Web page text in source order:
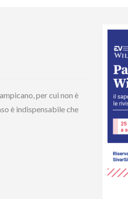
per cui non è
è indispensabile che